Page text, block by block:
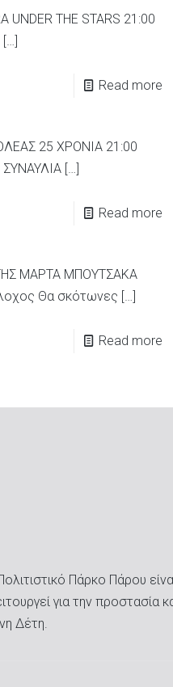
UNDER THE STARS 21:00
[…]
Read more
25 ΧΡΟΝΙΑ 21:00
ΣΥΝΑΥΛΙΑ[…]
Read more
ΤΗΣ ΜΑΡΤΑ ΜΠΟΥΤΣΑΚΑ
Θα σκότωνες […]
Read more
Πάρκο Πάρου
για την προστασία
Δέτη.